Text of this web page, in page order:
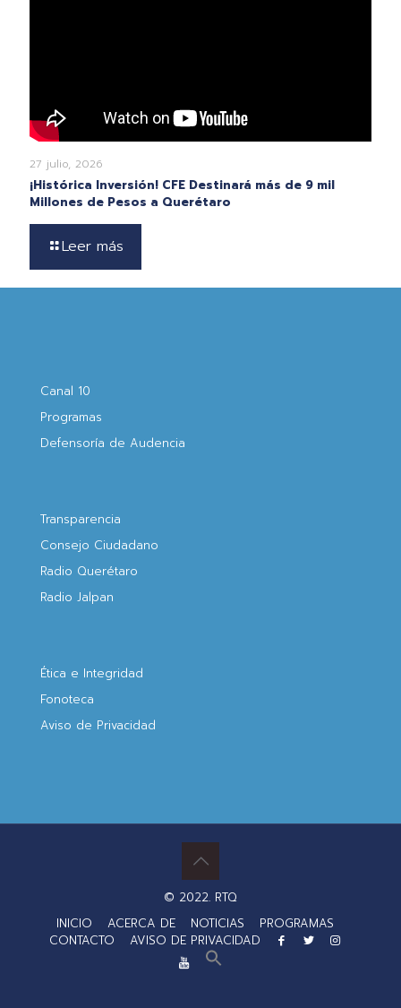
27 julio, 2026
¡Histórica Inversión! CFE Destinará más de 9 mil
Millones de Pesos a Querétaro
Leer más
Canal 10
Programas
Defensoría de Audencia
Transparencia
Consejo Ciudadano
Radio Querétaro
Radio Jalpan
Ética e Integridad
Fonoteca
Aviso de Privacidad
© 2022. RTQ
INICIO
ACERCA DE NOTICIAS
PROGRAMAS
CONTACTO
AVISO DE PRIVACIDAD